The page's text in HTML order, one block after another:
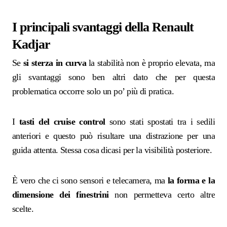
I principali svantaggi della Renault
Kadjar
Se si sterza in curvala stabilità non è proprio elevata, ma
gli svantaggi sono ben altri dato che per questa
problematica occorre solo un po’ più di pratica.
I tasti del cruise controlsono stati spostati tra i sedili
anteriori e questo può risultare una distrazione per una
guida attenta. Stessa cosa dicasi per la visibilità posteriore.
È vero che ci sono sensori e telecamera, ma la forma e la
dimensione dei finestrininon permetteva certo altre
scelte.